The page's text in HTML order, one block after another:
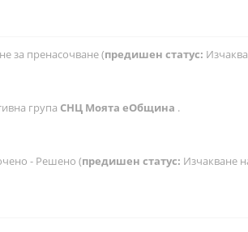
за пренасочване (предишен статус:
група СНЦ Моята еОбщина .
- Решено (предишен статус: Изчакване